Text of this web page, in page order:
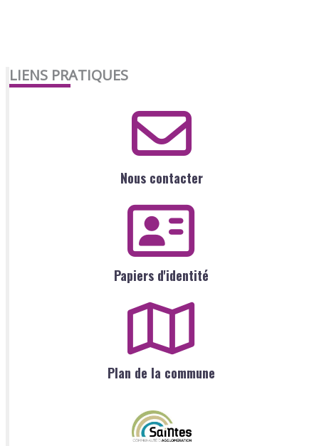
LIENS PRATIQUES
Nous contacter
Papiers d'identité
Plan de la commune